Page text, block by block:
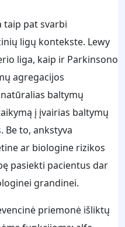
taip pat svarbi
ligų kontekste. Lewy
liga, kaip ir Parkinsono
agregacijos
baltymų
į įvairias baltymų
to, ankstyva
ar biologine rizikos
pasiekti pacientus dar
grandinei.
priemonė išliktų